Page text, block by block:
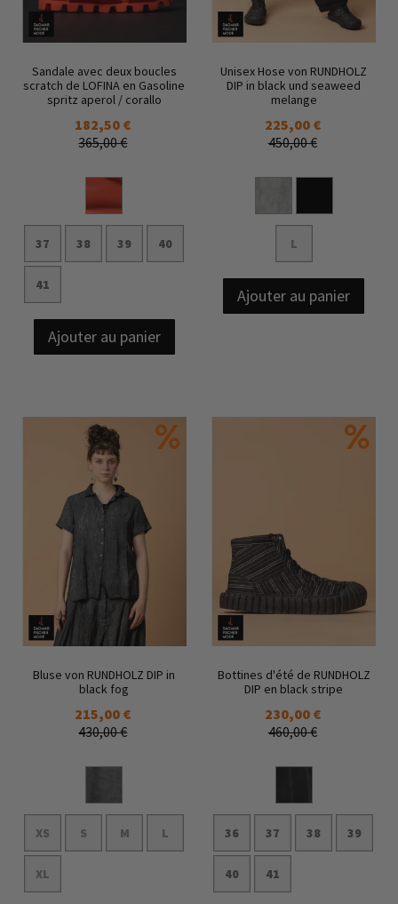
Sandale avec deux boucles
scratch de LOFINA en Gasoline
spritz aperol / corallo
182,50 €
365,00 €
37 38 39 40
41
Ajouter au panier
Unisex Hose von RUNDHOLZ
DIP in black und seaweed
melange
225,00 €
450,00 €
L
Ajouter au panier
Bluse von RUNDHOLZ DIP in
black fog
215,00 €
430,00 €
XS S M L
XL
Bottines d'été de RUNDHOLZ
DIP en black stripe
230,00 €
460,00 €
36 37 38 39
40 41